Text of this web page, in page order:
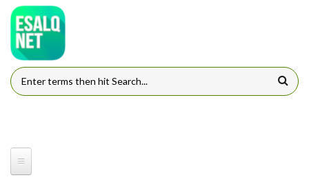
Pular para o conteúdo principal
FORMULÁRIO DE BUSCA